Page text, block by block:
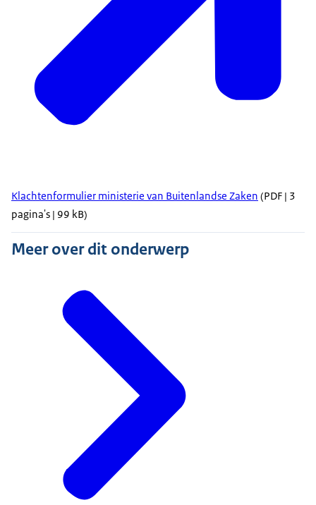
Klachtenformulier ministerie van Buitenlandse Zaken (PDF | 3
pagina's | 99 kB)
Meer over dit onderwerp